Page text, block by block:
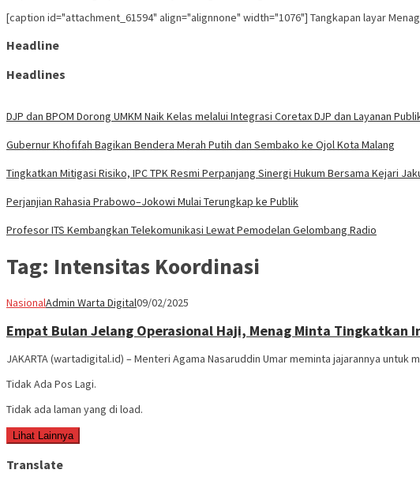
[caption id="attachment_61594" align="alignnone" width="1076"] Tangkapan layar
Headline
Headlines
DJP dan BPOM Dorong UMKM Naik Kelas melalui Integrasi Coretax DJP dan Layanan
Gubernur Khofifah Bagikan Bendera Merah Putih dan Sembako ke Ojol Kota Malang
Tingkatkan Mitigasi Risiko, IPC TPK Resmi Perpanjang Sinergi Hukum Bersama Kejari
Perjanjian Rahasia Prabowo–Jokowi Mulai Terungkap ke Publik
Profesor ITS Kembangkan Telekomunikasi Lewat Pemodelan Gelombang Radio
Tag: Intensitas Koordinasi
NasionalAdmin Warta Digital09/02/2025
Empat Bulan Jelang Operasional Haji, Menag Minta Tingkatkan
JAKARTA (wartadigital.id) – Menteri Agama Nasaruddin Umar meminta jajarannya
Tidak Ada Pos Lagi.
Tidak ada laman yang di load.
Lihat Lainnya
Translate